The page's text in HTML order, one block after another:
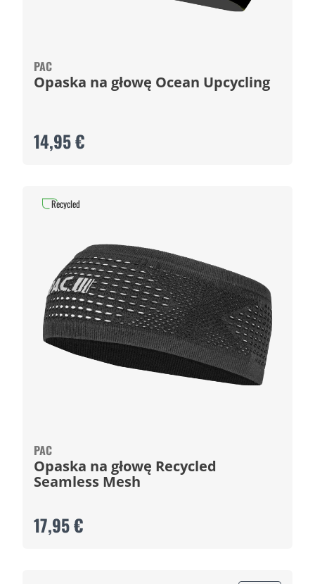
PAC
Opaska na głowę Ocean Upcycling
14,95 €
PAC
Opaska na głowę Recycled
Seamless Mesh
17,95 €
Recycled